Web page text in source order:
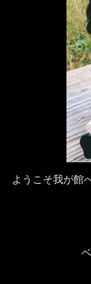
ようこそ我が館